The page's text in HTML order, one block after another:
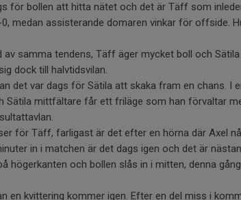
för bollen att hitta nätet och det är Täff som
medan assisterande domaren vinkar för offside.
av samma tendens, Täff äger mycket boll och
dock till halvtidsvilan.
det var dags för Sätila att skaka fram en chans. I
Sätila mittfältare får ett friläge som han förvaltar
för Täff, farligast är det efter en hörna där Axel
in i matchen är det dags igen och det är
högerkanten och bollen slås in i mitten, denna
en kvittering kommer igen. Efter en del miss i